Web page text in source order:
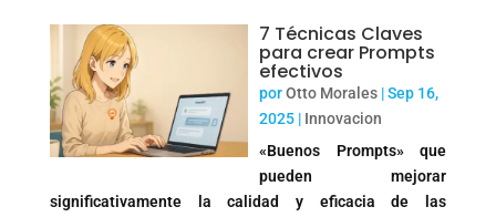
7 Técnicas Claves
para crear Prompts
efectivos
porOtto Morales|Sep 16,
2025| Innovacion
«Buenos Prompts» que
pueden mejorar
significativamente la calidad y eficacia de las